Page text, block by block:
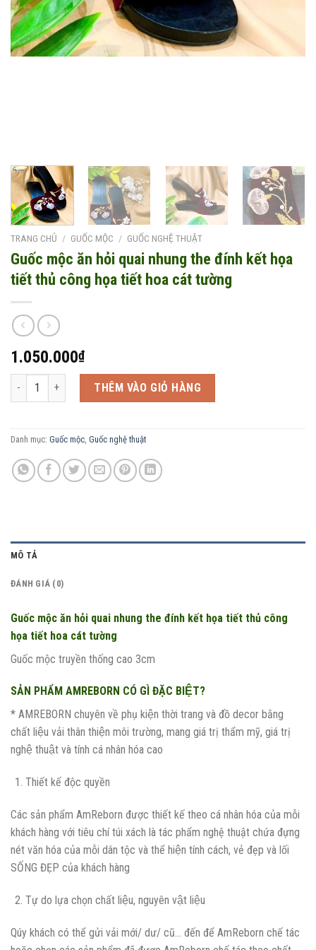
TRANG CHỦ / GUỐC MỘC / GUỐC NGHỆ THUẬT
Guốc mộc ăn hỏi quai nhung the đính kết họa
tiết thủ công họa tiết hoa cát tường
1.050.000₫
Guốc mộc ăn hỏi quai nhung the đính kết họa tiết thủ công họa tiết
THÊM VÀO GIỎ HÀNG
Danh mục: Guốc mộc Guốc nghệ thuật
MÔ TẢ
ĐÁNH GIÁ (0)
Guốc mộc ăn hỏi quai nhung the đính kết họa tiết thủ công
họa tiết hoa cát tường
Guốc mộc truyền thống cao 3cm
SẢN PHẨM AMREBORN CÓ GÌ ĐẶC BIỆT?
* AMREBORN chuyên về phụ kiện thời trang và đồ decor bằng
chất liệu vải thân thiện môi trường, mang giá trị thẩm mỹ, giá trị
nghệ thuật và tính cá nhân hóa cao
Thiết kế độc quyền
Các sản phẩm AmReborn được thiết kế theo cá nhân hóa của mỗi
khách hàng với tiêu chí túi xách là tác phẩm nghệ thuật chứa đựng
nét văn hóa của mỗi dân tộc và thể hiện tính cách, vẻ đẹp và lối
SỐNG ĐẸP của khách hàng
Tự do lựa chọn chất liệu, nguyên vật liệu
Qúy khách có thể gửi vải mới/ dư/ cũ… đến để AmReborn chế tác